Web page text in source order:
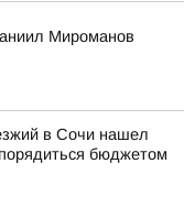
Мироманов
в Сочи нашел
бюджетом